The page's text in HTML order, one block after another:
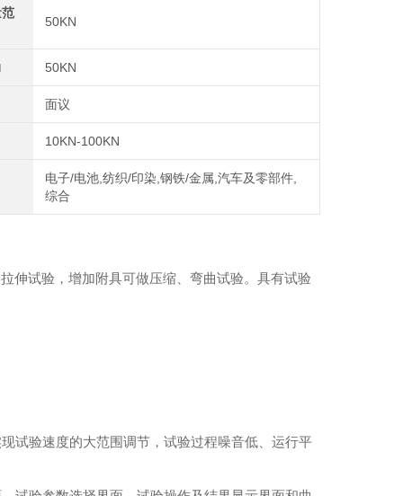
50KN
50KN
面议
10KN-100KN
电子/电池,纺织/印染,钢铁/金属,汽车及零部件,
综合
伸试验，增加附具可做压缩、弯曲试验。具有试验
试验速度的大范围调节，试验过程噪音低、运行平